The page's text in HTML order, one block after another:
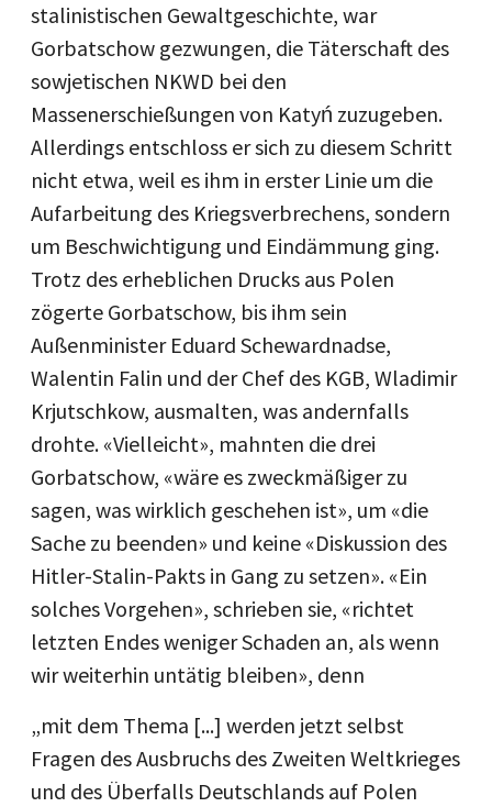
stalinistischen Gewaltgeschichte, war
Gorbatschow gezwungen, die Täterschaft des
sowjetischen NKWD bei den
Massenerschießungen von Katyń zuzugeben.
Allerdings entschloss er sich zu diesem Schritt
nicht etwa, weil es ihm in erster Linie um die
Aufarbeitung des Kriegsverbrechens, sondern
um Beschwichtigung und Eindämmung ging.
Trotz des erheblichen Drucks aus Polen
zögerte Gorbatschow, bis ihm sein
Außenminister Eduard Schewardnadse,
Walentin Falin und der Chef des KGB, Wladimir
Krjutschkow, ausmalten, was andernfalls
drohte. «Vielleicht», mahnten die drei
Gorbatschow, «wäre es zweckmäßiger zu
sagen, was wirklich geschehen ist», um «die
Sache zu beenden» und keine «Diskussion des
Hitler-Stalin-Pakts in Gang zu setzen». «Ein
solches Vorgehen», schrieben sie, «richtet
letzten Endes weniger Schaden an, als wenn
wir weiterhin untätig bleiben», denn
„mit dem Thema [...] werden jetzt selbst
Fragen des Ausbruchs des Zweiten Weltkrieges
und des Überfalls Deutschlands auf Polen